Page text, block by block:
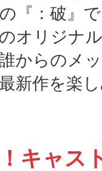
『：破』
オリジナ
からのメ
新作を楽
キャス